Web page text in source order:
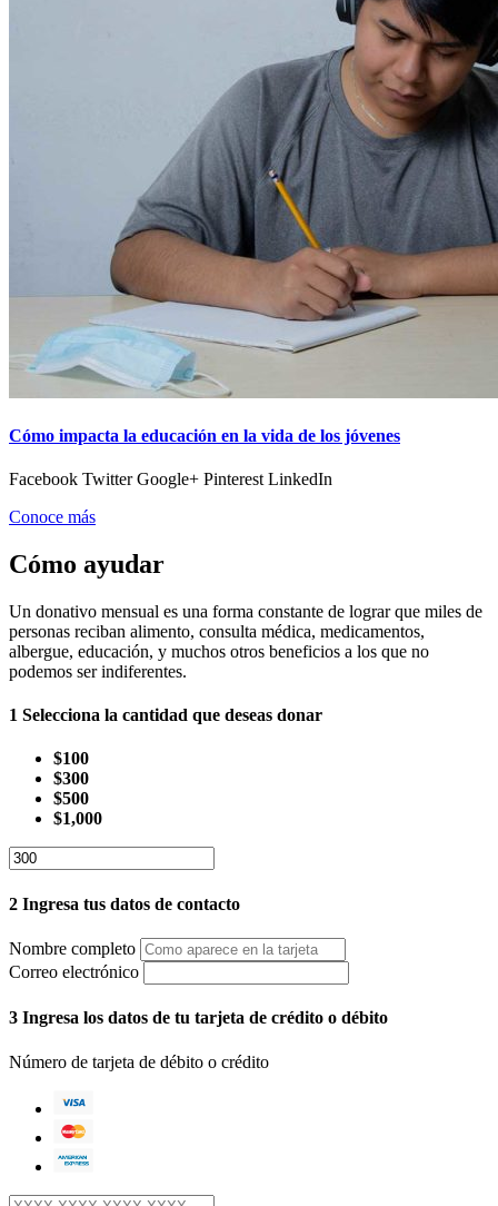
Cómo impacta la educación en la vida de los jóvenes
Facebook Twitter Google+ Pinterest LinkedIn
Conoce más
Cómo ayudar
Un donativo mensual es una forma constante de lograr que miles de
personas reciban alimento, consulta médica, medicamentos,
albergue, educación, y muchos otros beneficios a los que no
podemos ser indiferentes.
1 Selecciona la cantidad que deseas donar
$100
$300
$500
$1,000
2 Ingresa tus datos de contacto
Nombre completo
Correo electrónico
3 Ingresa los datos de tu tarjeta de crédito o débito
Número de tarjeta de débito o crédito